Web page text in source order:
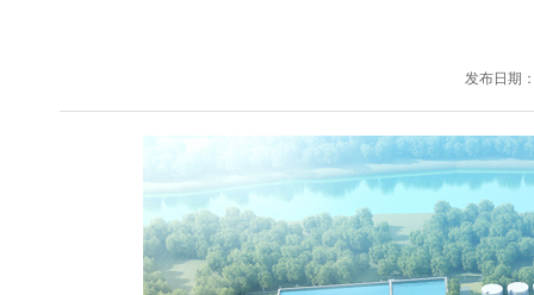
发布日期